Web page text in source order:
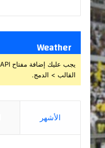
Weather
القالب > الدمج.
الأشهر